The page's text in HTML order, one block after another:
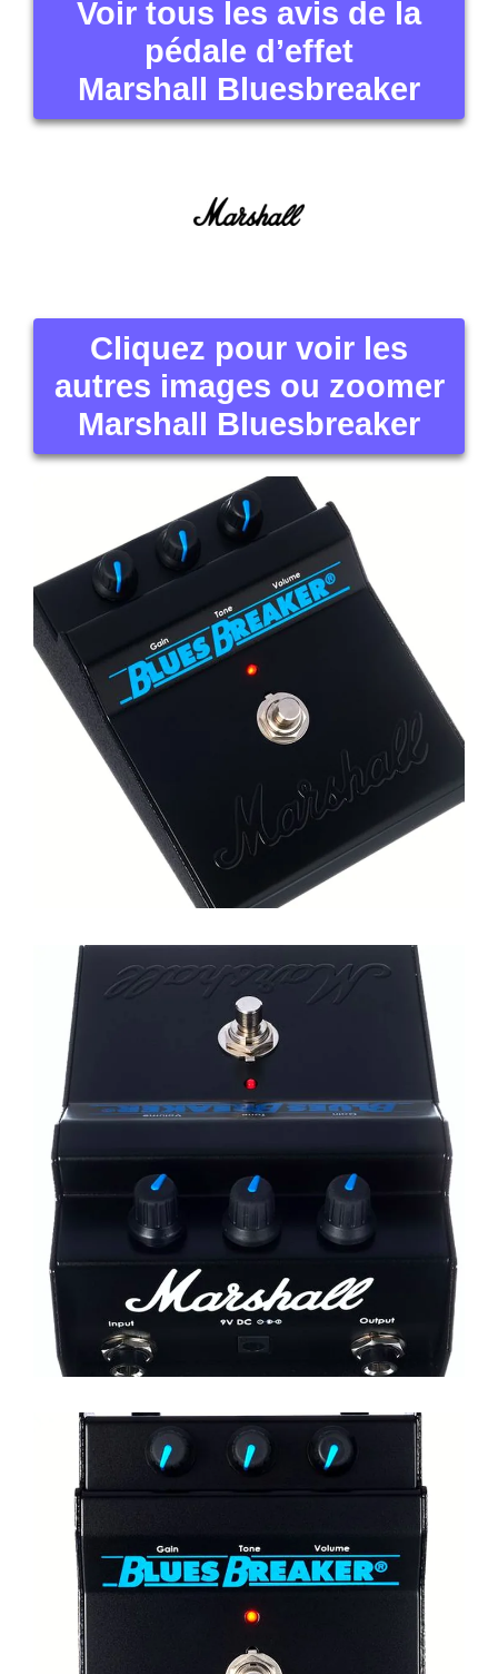
Voir tous les avis de la
pédale d’effet
Marshall Bluesbreaker
Cliquez pour voir les
autres images ou zoomer
Marshall Bluesbreaker